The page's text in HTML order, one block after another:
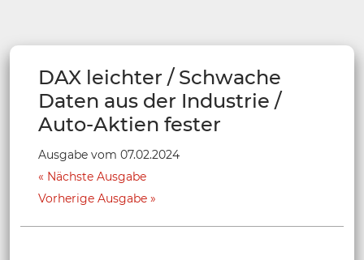
DAX leichter / Schwache
Daten aus der Industrie /
Auto-Aktien fester
Ausgabe vom 07.02.2024
Nächste Ausgabe
Vorherige Ausgabe